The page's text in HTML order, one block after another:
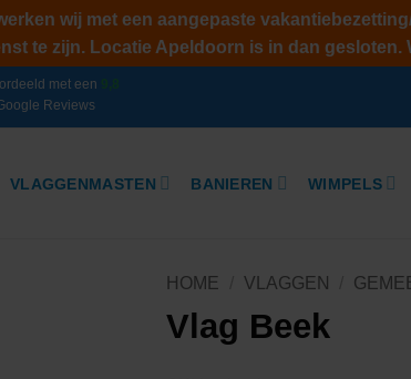
wij met een aangepaste
te zijn. Locatie Apeldoorn is in dan gesloten.
met een 9,8
Reviews
VLAGGENMASTEN BANIEREN WIMPELS
HOME VLAGGEN
Vlag Beek